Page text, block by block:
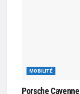
MOBILITÉ
Porsche